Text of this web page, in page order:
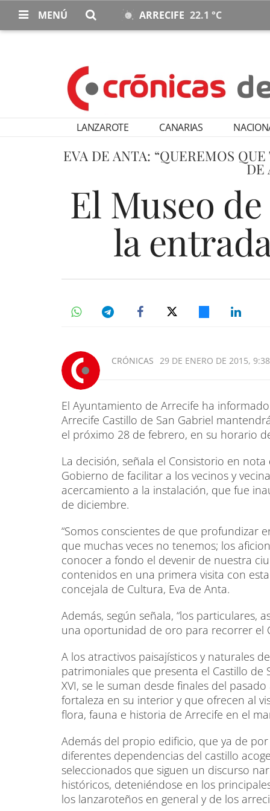
MENÚ ARRECIFE 22.1 °C
LANZAROTE CANARIAS
EVA DE ANTA: “QUEREMOS
DE
El Museo
la
CRÓNICAS 29 DE ENERO DE 2015, 9:38
El Ayuntamiento de Arrecife ha
Arrecife Castillo de San Gabriel
el próximo 28 de febrero, en su horario
La decisión, señala el Consistorio en
Gobierno de facilitar a los vecinos y
acercamiento a la instalación, que fue
de diciembre.
“Somos conscientes de que profundizar
que muchas veces no tenemos; los
conocer a fondo el devenir de nuestra
contenidos en una primera visita con
concejala de Cultura, Eva de Anta.
Además, según señala, “los particulares,
una oportunidad de oro para recorrer el
A los atractivos paisajísticos y naturales
patrimoniales que presenta el Castillo
XVI, se le suman desde finales del
fortaleza en su interior y que ofrecen al
flora, fauna e historia de Arrecife en el
Además del propio edificio, que ya de
diferentes dependencias del castillo
seleccionados que siguen un discurso
históricos, deteniéndose en los
los lanzaroteños en general y de los